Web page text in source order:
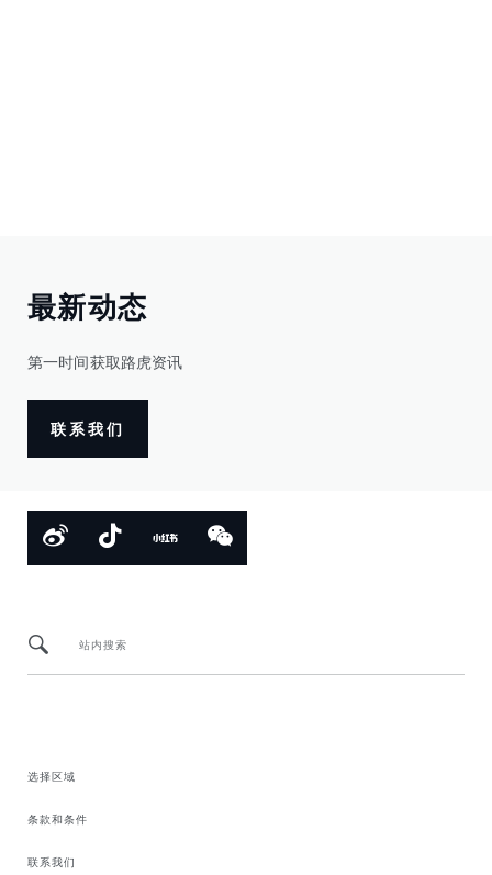
最新动态
第一时间获取路虎资讯
联系我们
站内搜索
选择区域
条款和条件
联系我们